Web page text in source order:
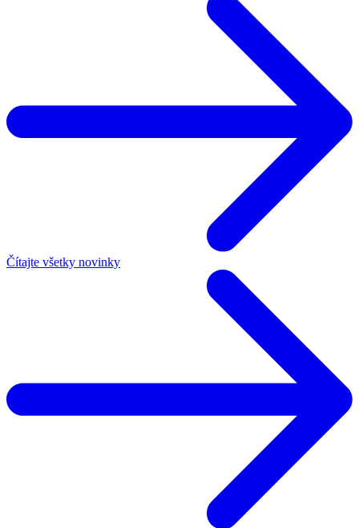
Čítajte všetky novinky